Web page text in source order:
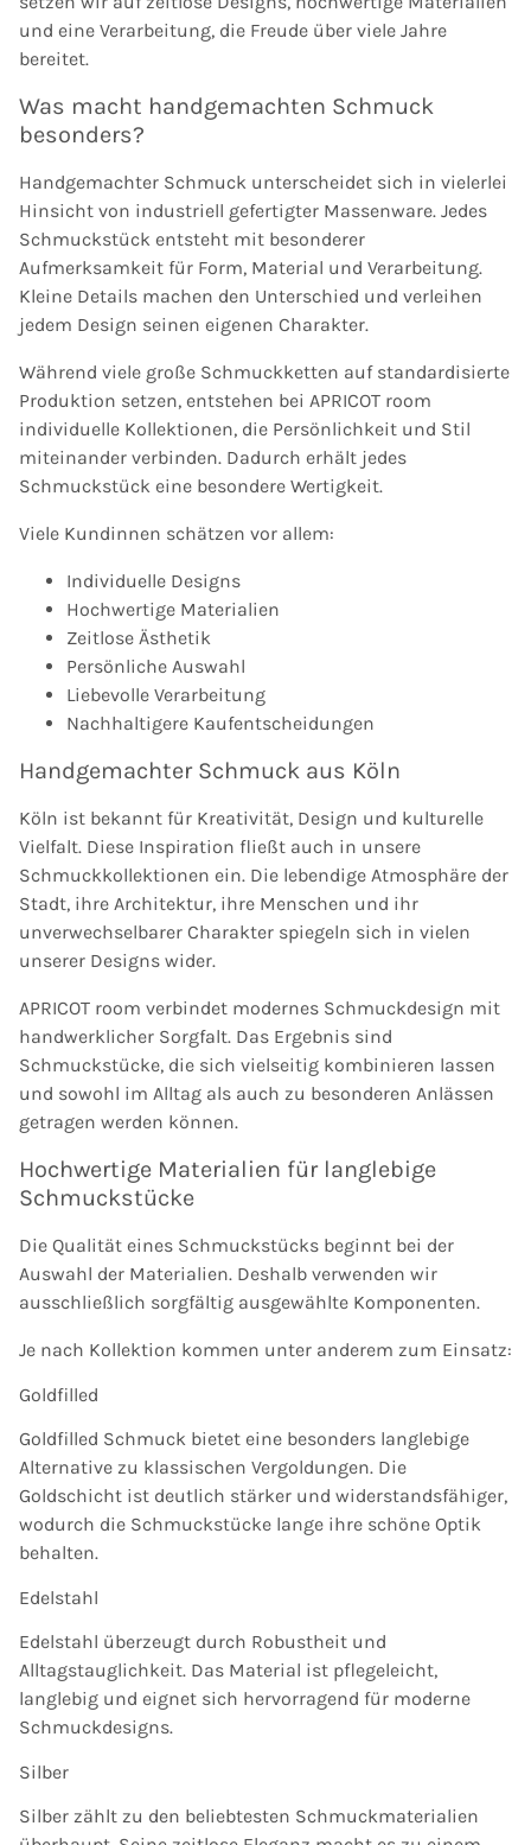
und eine Verarbeitung, die Freude über viele Jahre
bereitet.
Was macht handgemachten Schmuck
besonders?
Handgemachter Schmuck unterscheidet sich in vielerlei
Hinsicht von industriell gefertigter Massenware. Jedes
Schmuckstück entsteht mit besonderer
Aufmerksamkeit für Form, Material und Verarbeitung.
Kleine Details machen den Unterschied und verleihen
jedem Design seinen eigenen Charakter.
Während viele große Schmuckketten auf standardisierte
Produktion setzen, entstehen bei APRICOT room
individuelle Kollektionen, die Persönlichkeit und Stil
miteinander verbinden. Dadurch erhält jedes
Schmuckstück eine besondere Wertigkeit.
Viele Kundinnen schätzen vor allem:
Individuelle Designs
Hochwertige Materialien
Zeitlose Ästhetik
Persönliche Auswahl
Liebevolle Verarbeitung
Nachhaltigere Kaufentscheidungen
Handgemachter Schmuck aus Köln
Köln ist bekannt für Kreativität, Design und kulturelle
Vielfalt. Diese Inspiration fließt auch in unsere
Schmuckkollektionen ein. Die lebendige Atmosphäre der
Stadt, ihre Architektur, ihre Menschen und ihr
unverwechselbarer Charakter spiegeln sich in vielen
unserer Designs wider.
APRICOT room verbindet modernes Schmuckdesign mit
handwerklicher Sorgfalt. Das Ergebnis sind
Schmuckstücke, die sich vielseitig kombinieren lassen
und sowohl im Alltag als auch zu besonderen Anlässen
getragen werden können.
Hochwertige Materialien für langlebige
Schmuckstücke
Die Qualität eines Schmuckstücks beginnt bei der
Auswahl der Materialien. Deshalb verwenden wir
ausschließlich sorgfältig ausgewählte Komponenten.
Je nach Kollektion kommen unter anderem zum Einsatz:
Goldfilled
Goldfilled Schmuck bietet eine besonders langlebige
Alternative zu klassischen Vergoldungen. Die
Goldschicht ist deutlich stärker und widerstandsfähiger,
wodurch die Schmuckstücke lange ihre schöne Optik
behalten.
Edelstahl
Edelstahl überzeugt durch Robustheit und
Alltagstauglichkeit. Das Material ist pflegeleicht,
langlebig und eignet sich hervorragend für moderne
Schmuckdesigns.
Silber
Silber zählt zu den beliebtesten Schmuckmaterialien